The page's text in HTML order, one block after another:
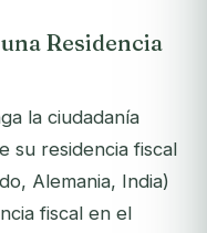
Residencia
la ciudadanía
su residencia fiscal
Alemania, India)
fiscal en el